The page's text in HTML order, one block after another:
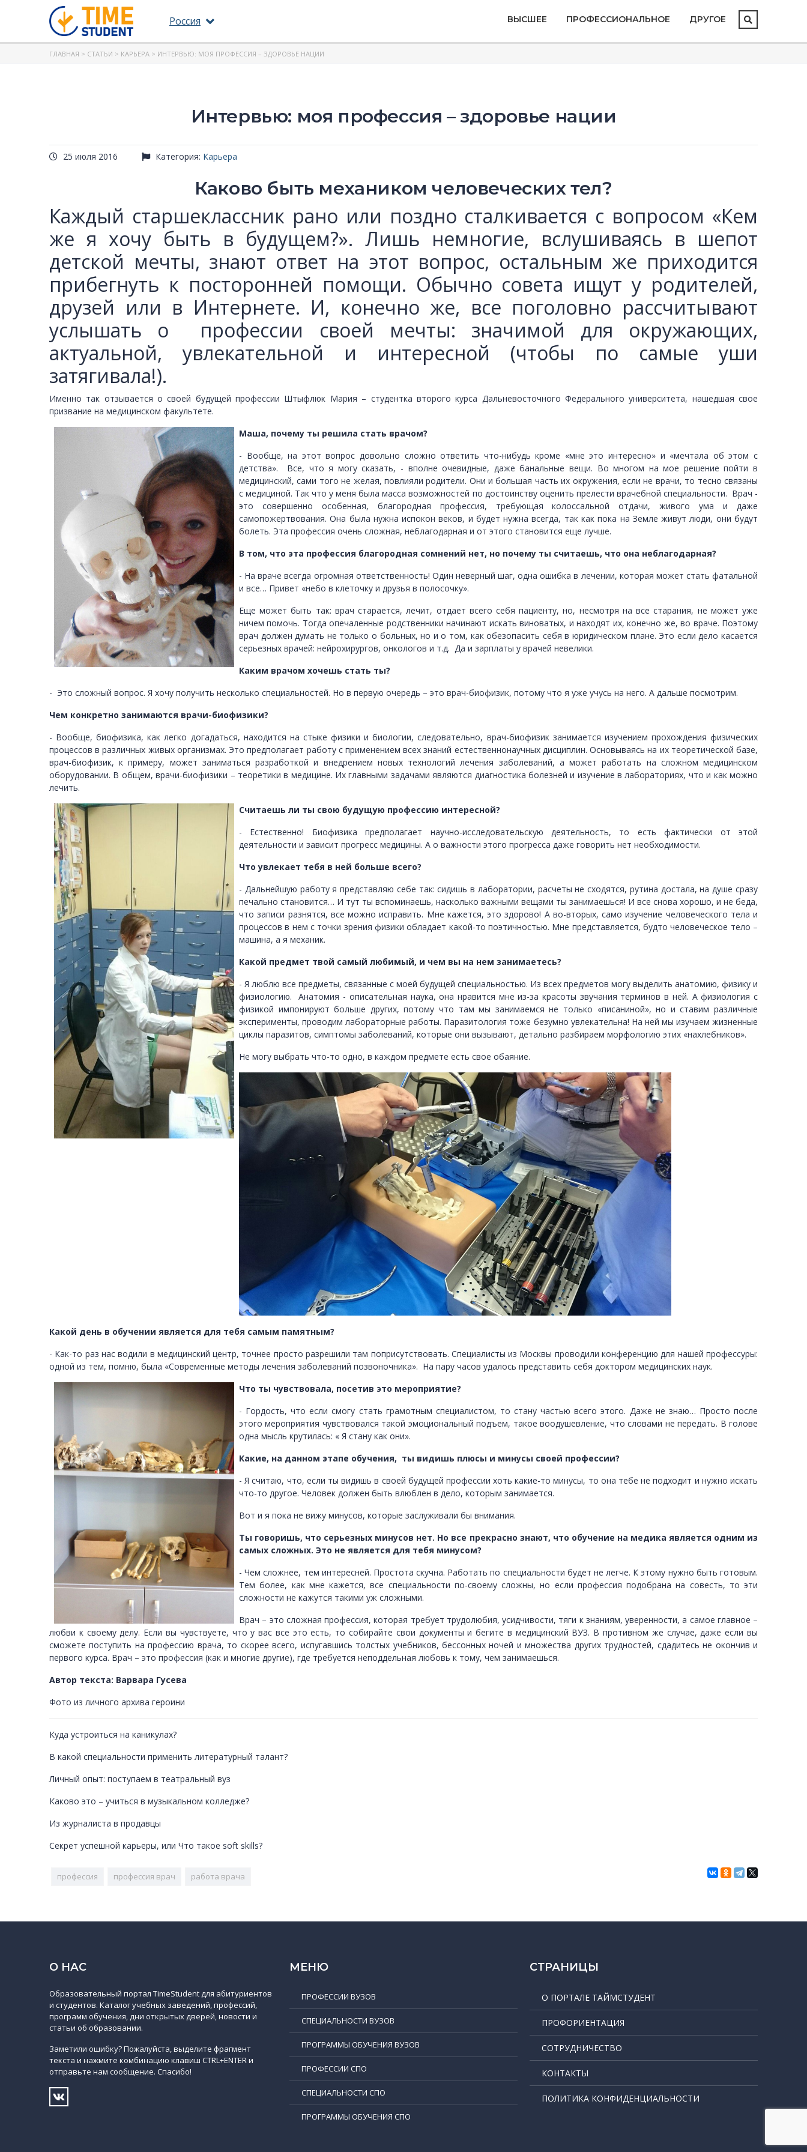
Россия ВЫСШЕЕ ПРОФЕССИОНАЛЬНОЕ ДРУГОЕ
ГЛАВНАЯ > СТАТЬИ > КАРЬЕРА > ИНТЕРВЬЮ: МОЯ ПРОФЕССИЯ – ЗДОРОВЬЕ НАЦИИ
Интервью: моя профессия – здоровье нации
25 июля 2016 Категория: Карьера
Каково быть механиком человеческих тел?
Каждый старшеклассник рано или поздно сталкивается с вопросом «Кем
же я хочу быть в будущем?». Лишь немногие, вслушиваясь в шепот
детской мечты, знают ответ на этот вопрос, остальным же приходится
прибегнуть к посторонней помощи. Обычно совета ищут у родителей,
друзей или в Интернете. И, конечно же, все поголовно рассчитывают
услышать о профессии своей мечты: значимой для окружающих,
актуальной, увлекательной и интересной (чтобы по самые уши
затягивала!).
Именно так отзывается о своей будущей профессии Штыфлюк Мария – студентка второго курса Дальневосточного Федерального университета, нашедшая свое
призвание на медицинском факультете.
Маша, почему ты решила стать врачом?
- Вообще, на этот вопрос довольно сложно ответить что-нибудь кроме «мне это интересно» и «мечтала об этом с
детства». Все, что я могу сказать, - вполне очевидные, даже банальные вещи. Во многом на мое решение пойти в
медицинский, сами того не желая, повлияли родители. Они и большая часть их окружения, если не врачи, то тесно связаны
с медициной. Так что у меня была масса возможностей по достоинству оценить прелести врачебной специальности. Врач -
это совершенно особенная, благородная профессия, требующая колоссальной отдачи, живого ума и даже
самопожертвования. Она была нужна испокон веков, и будет нужна всегда, так как пока на Земле живут люди, они будут
болеть. Эта профессия очень сложная, неблагодарная и от этого становится еще лучше.
В том, что эта профессия благородная сомнений нет, но почему ты считаешь, что она неблагодарная?
- На враче всегда огромная ответственность! Один неверный шаг, одна ошибка в лечении, которая может стать фатальной
и все… Привет «небо в клеточку и друзья в полосочку».
Еще может быть так: врач старается, лечит, отдает всего себя пациенту, но, несмотря на все старания, не может уже
ничем помочь. Тогда опечаленные родственники начинают искать виноватых, и находят их, конечно же, во враче. Поэтому
врач должен думать не только о больных, но и о том, как обезопасить себя в юридическом плане. Это если дело касается
серьезных врачей: нейрохирургов, онкологов и т.д. Да и зарплаты у врачей невелики.
Каким врачом хочешь стать ты?
- Это сложный вопрос. Я хочу получить несколько специальностей. Но в первую очередь – это врач-биофизик, потому что я уже учусь на него. А дальше посмотрим.
Чем конкретно занимаются врачи-биофизики?
- Вообще, биофизика, как легко догадаться, находится на стыке физики и биологии, следовательно, врач-биофизик занимается изучением прохождения физических
процессов в различных живых организмах. Это предполагает работу с применением всех знаний естественнонаучных дисциплин. Основываясь на их теоретической базе,
врач-биофизик, к примеру, может заниматься разработкой и внедрением новых технологий лечения заболеваний, а может работать на сложном медицинском
оборудовании. В общем, врачи-биофизики – теоретики в медицине. Их главными задачами являются диагностика болезней и изучение в лабораториях, что и как можно
лечить.
Считаешь ли ты свою будущую профессию интересной?
- Естественно! Биофизика предполагает научно-исследовательскую деятельность, то есть фактически от этой
деятельности и зависит прогресс медицины. А о важности этого прогресса даже говорить нет необходимости.
Что увлекает тебя в ней больше всего?
- Дальнейшую работу я представляю себе так: сидишь в лаборатории, расчеты не сходятся, рутина достала, на душе сразу
печально становится… И тут ты вспоминаешь, насколько важными вещами ты занимаешься! И все снова хорошо, и не беда,
что записи разнятся, все можно исправить. Мне кажется, это здорово! А во-вторых, само изучение человеческого тела и
процессов в нем с точки зрения физики обладает какой-то поэтичностью. Мне представляется, будто человеческое тело –
машина, а я механик.
Какой предмет твой самый любимый, и чем вы на нем занимаетесь?
- Я люблю все предметы, связанные с моей будущей специальностью. Из всех предметов могу выделить анатомию, физику и
физиологию. Анатомия - описательная наука, она нравится мне из-за красоты звучания терминов в ней. А физиология с
физикой импонируют больше других, потому что там мы занимаемся не только «писаниной», но и ставим различные
эксперименты, проводим лабораторные работы. Паразитология тоже безумно увлекательна! На ней мы изучаем жизненные
циклы паразитов, симптомы заболеваний, которые они вызывают, детально разбираем морфологию этих «нахлебников».
Не могу выбрать что-то одно, в каждом предмете есть свое обаяние.
Какой день в обучении является для тебя самым памятным?
- Как-то раз нас водили в медицинский центр, точнее просто разрешили там поприсутствовать. Специалисты из Москвы проводили конференцию для нашей профессуры:
одной из тем, помню, была «Современные методы лечения заболеваний позвоночника». На пару часов удалось представить себя доктором медицинских наук.
Что ты чувствовала, посетив это мероприятие?
- Гордость, что если смогу стать грамотным специалистом, то стану частью всего этого. Даже не знаю… Просто после
этого мероприятия чувствовался такой эмоциональный подъем, такое воодушевление, что словами не передать. В голове
одна мысль крутилась: « Я стану как они».
Какие, на данном этапе обучения, ты видишь плюсы и минусы своей профессии?
- Я считаю, что, если ты видишь в своей будущей профессии хоть какие-то минусы, то она тебе не подходит и нужно искать
что-то другое. Человек должен быть влюблен в дело, которым занимается.
Вот и я пока не вижу минусов, которые заслуживали бы внимания.
Ты говоришь, что серьезных минусов нет. Но все прекрасно знают, что обучение на медика является одним из
самых сложных. Это не является для тебя минусом?
- Чем сложнее, тем интересней. Простота скучна. Работать по специальности будет не легче. К этому нужно быть готовым.
Тем более, как мне кажется, все специальности по-своему сложны, но если профессия подобрана на совесть, то эти
сложности не кажутся такими уж сложными.
Врач – это сложная профессия, которая требует трудолюбия, усидчивости, тяги к знаниям, уверенности, а самое главное –
любви к своему делу. Если вы чувствуете, что у вас все это есть, то собирайте свои документы и бегите в медицинский ВУЗ. В противном же случае, даже если вы
сможете поступить на профессию врача, то скорее всего, испугавшись толстых учебников, бессонных ночей и множества других трудностей, сдадитесь не окончив и
первого курса. Врач – это профессия (как и многие другие), где требуется неподдельная любовь к тому, чем занимаешься.
Автор текста: Варвара Гусева
Фото из личного архива героини
Куда устроиться на каникулах?
В какой специальности применить литературный талант?
Личный опыт: поступаем в театральный вуз
Каково это – учиться в музыкальном колледже?
Из журналиста в продавцы
Секрет успешной карьеры, или Что такое soft skills?
профессия профессия врач работа врача
О НАС
Образовательный портал TimeStudent для абитуриентов
и студентов. Каталог учебных заведений, профессий,
программ обучения, дни открытых дверей, новости и
статьи об образовании.
Заметили ошибку? Пожалуйста, выделите фрагмент
текста и нажмите комбинацию клавиш CTRL+ENTER и
отправьте нам сообщение. Спасибо!
МЕНЮ
ПРОФЕССИИ ВУЗОВ
СПЕЦИАЛЬНОСТИ ВУЗОВ
ПРОГРАММЫ ОБУЧЕНИЯ ВУЗОВ
ПРОФЕССИИ СПО
СПЕЦИАЛЬНОСТИ СПО
ПРОГРАММЫ ОБУЧЕНИЯ СПО
СТРАНИЦЫ
О ПОРТАЛЕ ТАЙМСТУДЕНТ
ПРОФОРИЕНТАЦИЯ
СОТРУДНИЧЕСТВО
КОНТАКТЫ
ПОЛИТИКА КОНФИДЕНЦИАЛЬНОСТИ